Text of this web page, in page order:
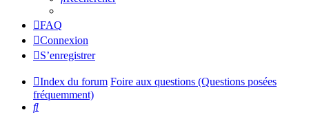
FAQ
Connexion
S’enregistrer
Index du forum Foire aux questions (Questions posées
fréquemment)
Rechercher